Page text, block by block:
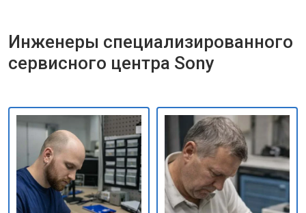
Инженеры специализированного
сервисного центра Sony